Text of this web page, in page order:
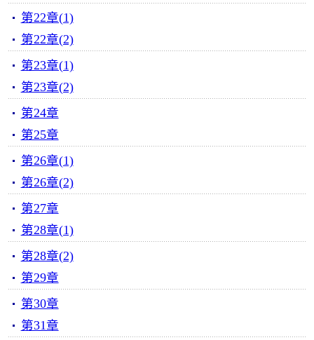
第22章(1)
第22章(2)
第23章(1)
第23章(2)
第24章
第25章
第26章(1)
第26章(2)
第27章
第28章(1)
第28章(2)
第29章
第30章
第31章